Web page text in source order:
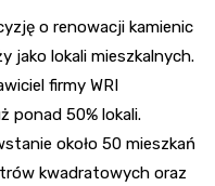
o renowacji kamienic
jako lokali mieszkalnych.
firmy WRI
ponad 50% lokali.
około 50 mieszkań
kwadratowych oraz